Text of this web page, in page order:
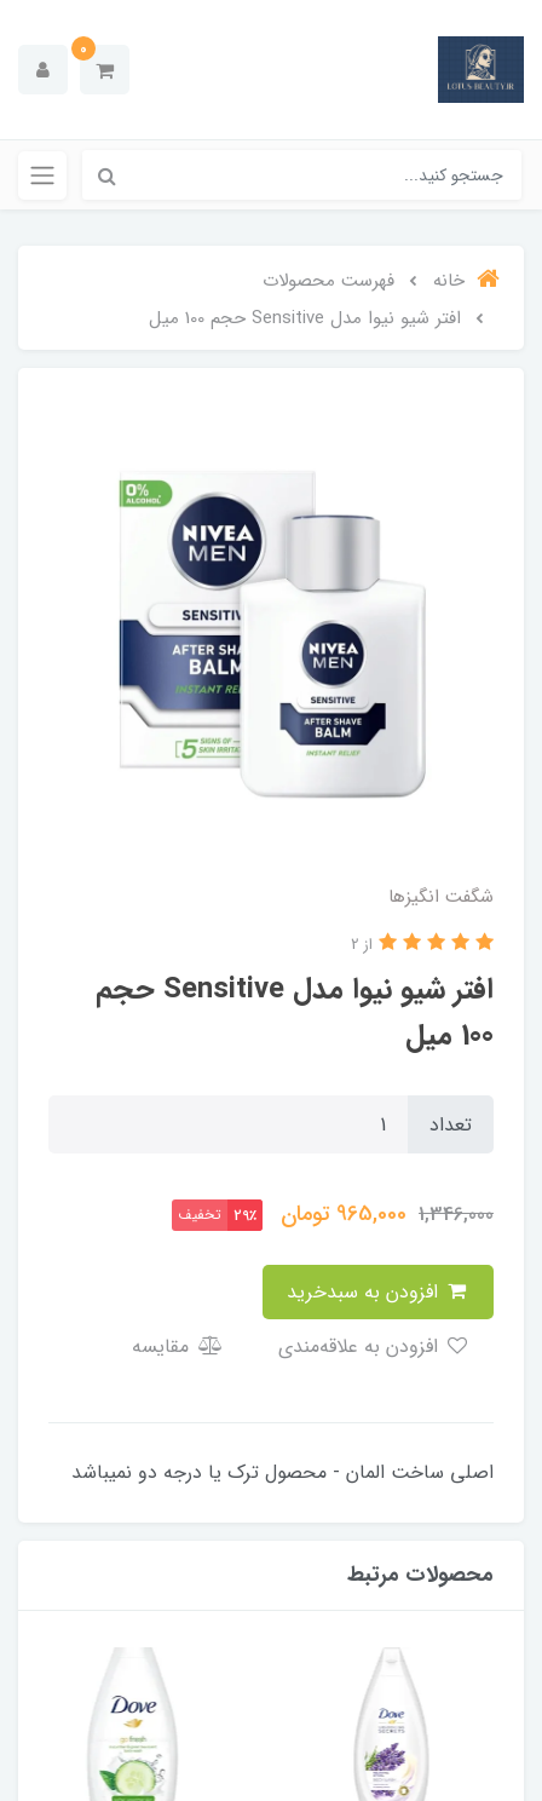
0
خانه
فهرست محصولات
افتر شیو نیوا مدل Sensitive حجم 100 میل
شگفت انگيزها
افتر شیو نیوا مدل Sensitive حجم
100 میل
از 2
تعداد
1,346,000
965,000 تومان 29٪ تخفیف
مقایسه
اصلی ساخت المان - محصول ترک یا درجه دو نمیباشد
محصولات مرتبط